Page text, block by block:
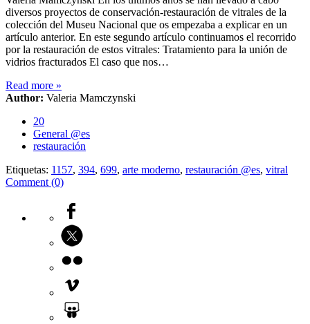
diversos proyectos de conservación-restauración de vitrales de la
colección del Museu Nacional que os empezaba a explicar en un
artículo anterior. En este segundo artículo continuamos el recorrido
por la restauración de estos vitrales: Tratamiento para la unión de
vidrios fracturados El caso que nos…
Read more »
Author: Valeria Mamczynski
20
General @es
restauración
Etiquetas: 1157, 394, 699, arte moderno, restauración @es, vitral
Comment (0)